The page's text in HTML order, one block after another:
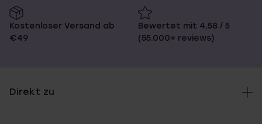
Kostenloser Versand ab
€49
Bewertet mit 4,58 / 5
(55.000+ reviews)
Direkt zu